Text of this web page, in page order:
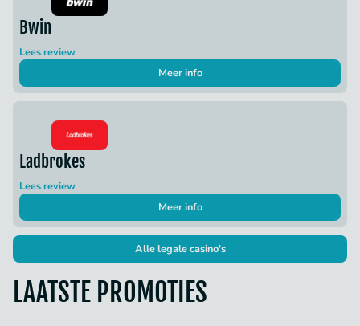
Bwin
Lees review
Meer info
Ladbrokes
Lees review
Meer info
Alle legale casino's
LAATSTE PROMOTIES